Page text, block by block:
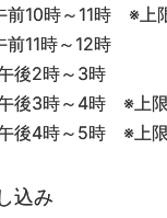
前10時～11時 ※上
前11時～12時
後2時～3時
後3時～4時 ※上
後4時～5時 ※上
込み